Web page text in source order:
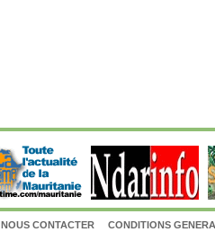
NOUS CONTACTER CONDITIONS